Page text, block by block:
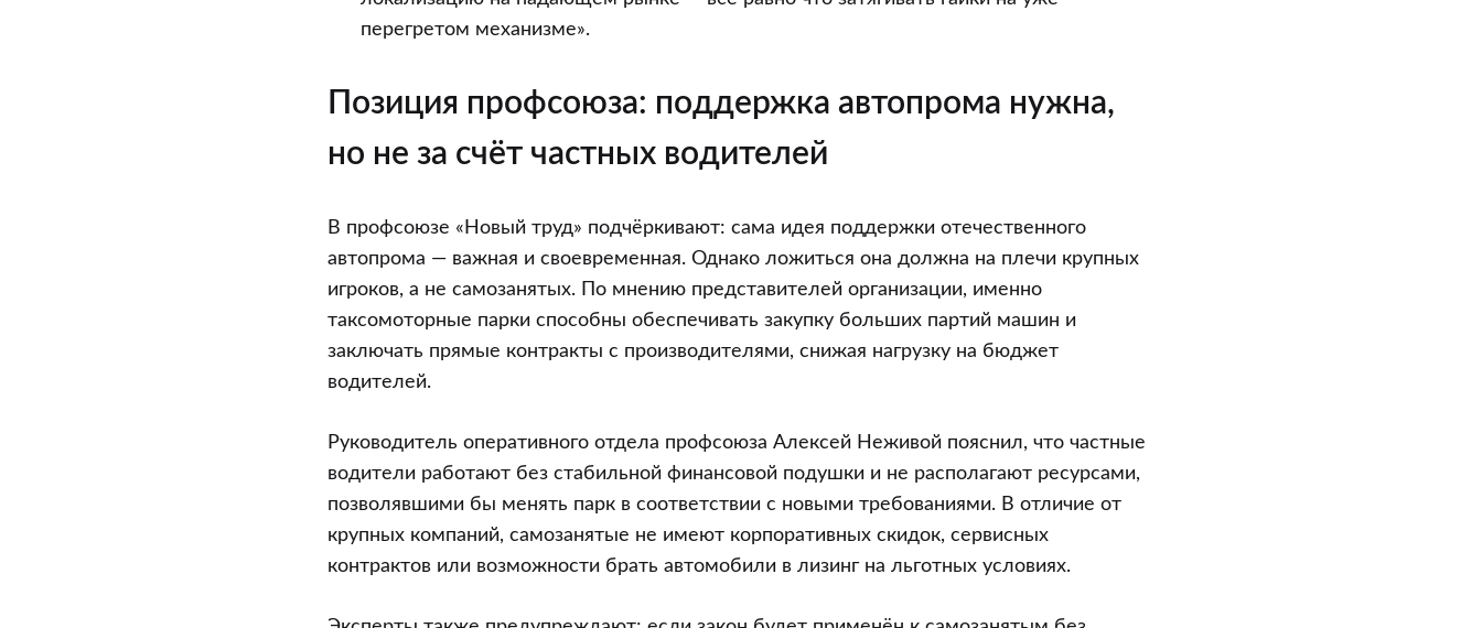
перегретом механизме».
Позиция профсоюза: поддержка автопрома нужна,
но не за счёт частных водителей
В профсоюзе «Новый труд» подчёркивают: сама идея поддержки отечественного
автопрома — важная и своевременная. Однако ложиться она должна на плечи крупных
игроков, а не самозанятых. По мнению представителей организации, именно
таксомоторные парки способны обеспечивать закупку больших партий машин и
заключать прямые контракты с производителями, снижая нагрузку на бюджет
водителей.
Руководитель оперативного отдела профсоюза Алексей Неживой пояснил, что частные
водители работают без стабильной финансовой подушки и не располагают ресурсами,
позволявшими бы менять парк в соответствии с новыми требованиями. В отличие от
крупных компаний, самозанятые не имеют корпоративных скидок, сервисных
контрактов или возможности брать автомобили в лизинг на льготных условиях.